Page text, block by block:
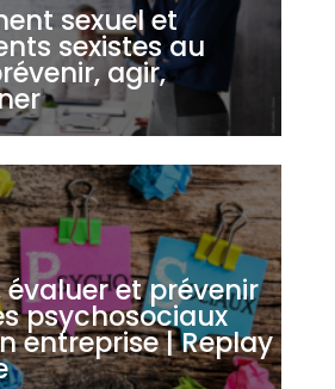
sexuel et
sexistes au
agir,
évaluer et prévenir
psychosociaux
entreprise | Replay